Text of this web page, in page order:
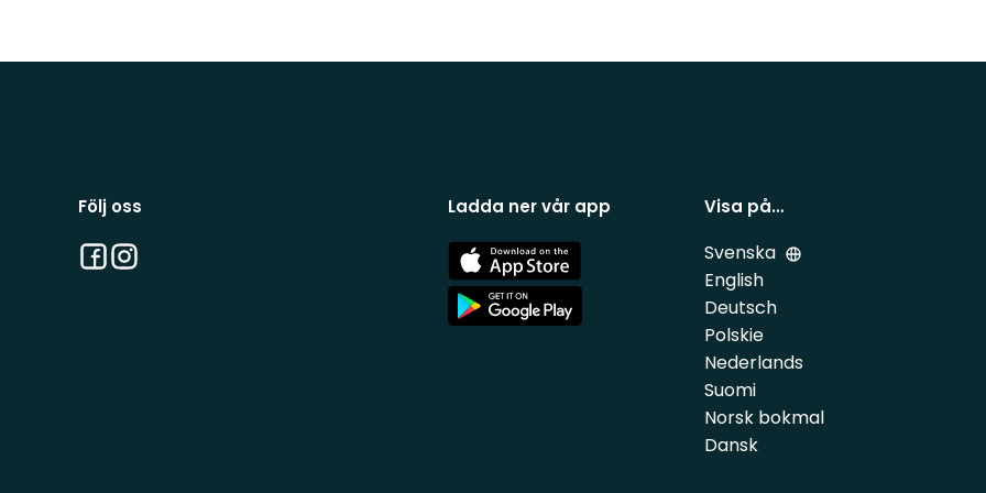
Följ oss
Facebook
Instagram
Ladda ner vår app
App
Store
App
Store
Visa på…
Svenska
English
Deutsch
Polskie
Nederlands
Suomi
Norsk bokmal
Dansk